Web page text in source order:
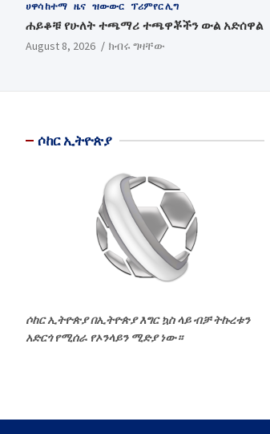
ሀዋሳ ከተማ ዜና ዝውውር ፕሪምየር ሊግ
ሐይቆቹ የሁለት ተጫማሪ ተጫዋቾችን ውል አድሰዋል
August 8, 2026 ክብሩ ግዛቸው
ሶከር ኢትዮጵያ
ሶከር ኢትዮጵያ በኢትዮጵያ እግር ኳስ ላይ ብቻ ትኩረቱን
አድርጎ የሚሰራ የኦንላይን ሚድያ ነው።